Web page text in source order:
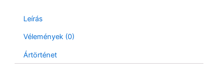
Leírás
Vélemények (0)
Ártörténet